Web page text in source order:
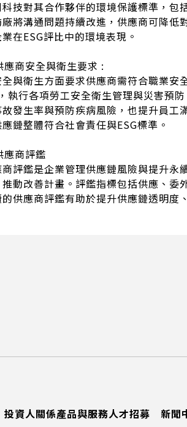
科技對其合作夥伴的環境保護標準，
將溝通問題持續改進，供應商可降低
在ESG評比中的環境表現。
應商安全與衛生要求 :
與衛生方面要求供應商需符合職業安
執行各項勞工安全衛生管理與災害預
發生率與預防疾病風險，也提升員工
鏈整體符合社會責任與ESG標準。
應商評鑑
評鑑是企業管理供應鏈風險與提升永
推動改善計畫。評鑑指標包括供應、委
供應商評鑑有助於提升供應鏈透明度
投資人關係產品與服務人才招募
新聞